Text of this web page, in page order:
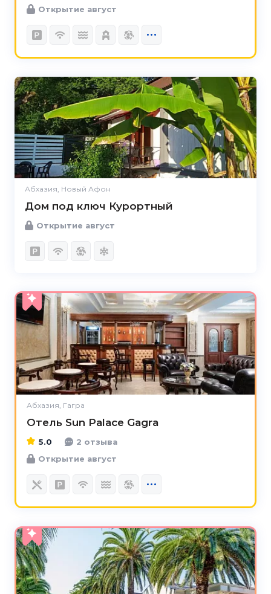
Открытие август
Абхазия, Новый Афон
Дом под ключ Курортный
Открытие август
Абхазия, Гагра
Отель Sun Palace Gagra
5.0
5.0
2 отзыва
Открытие август
5.0